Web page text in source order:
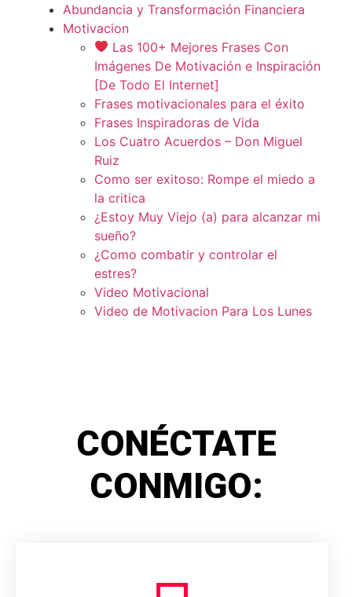
Abundancia y Transformación Financiera
Motivacion
Las 100+ Mejores Frases Con
Imágenes De Motivación e Inspiración
[De Todo El Internet]
Frases motivacionales para el éxito
Frases Inspiradoras de Vida
Los Cuatro Acuerdos – Don Miguel
Ruiz
Como ser exitoso: Rompe el miedo a
la critica
¿Estoy Muy Viejo (a) para alcanzar mi
sueño?
¿Como combatir y controlar el
estres?
Video Motivacional
Video de Motivacion Para Los Lunes
CONÉCTATE
CONMIGO: